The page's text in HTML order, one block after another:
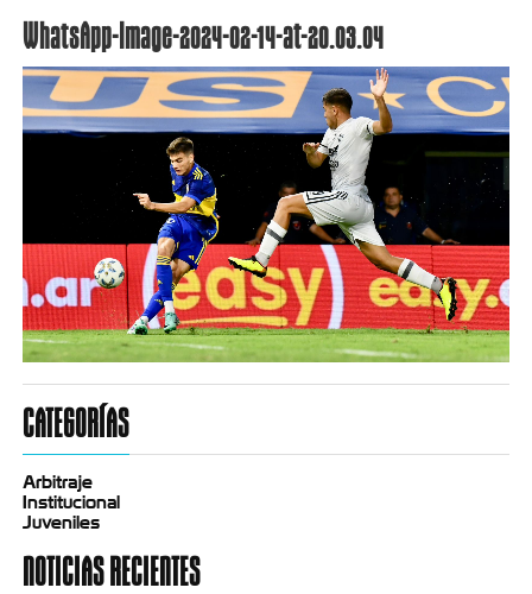
WhatsApp-Image-2024-02-14-at-20.03.04
CATEGORÍAS
Arbitraje
Institucional
Juveniles
NOTICIAS RECIENTES